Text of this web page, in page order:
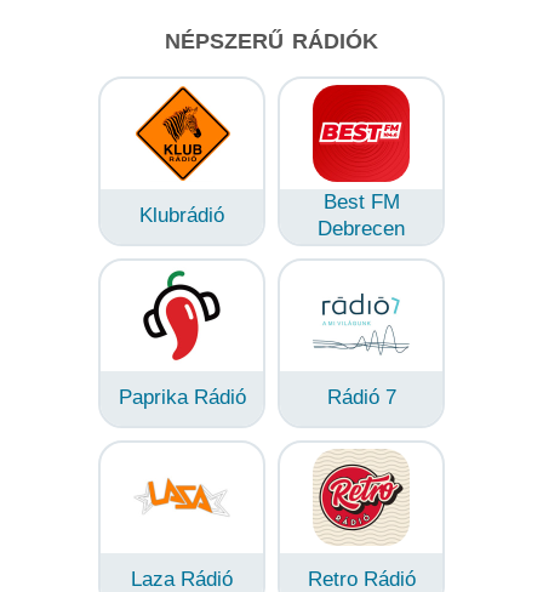
NÉPSZERŰ RÁDIÓK
Klubrádió
Best FM
Debrecen
Paprika Rádió Rádió 7
Laza Rádió Retro Rádió